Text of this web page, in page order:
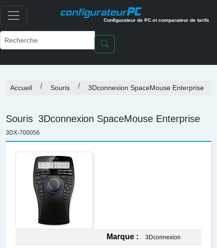
configurateurPC
Configurateur de PC et comparateur de tarifs
Accueil Souris 3Dconnexion SpaceMouse Enterprise
Souris 3Dconnexion SpaceMouse Enterprise
3DX-700056
Marque : 3Dconnexion